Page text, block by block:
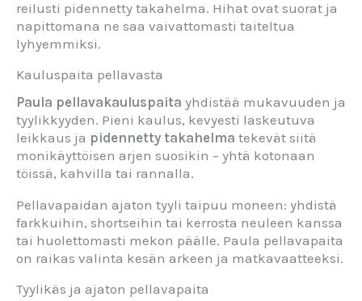
reilusti pidennetty takahelma. Hihat ovat suorat ja
napittomana ne saa vaivattomasti taiteltua
lyhyemmiksi.
Kauluspaita pellavasta
Paula pellavakauluspaita yhdistää mukavuuden ja
tyylikkyyden. Pieni kaulus, kevyesti laskeutuva
leikkaus ja pidennetty takahelma tekevät siitä
monikäyttöisen arjen suosikin – yhtä kotonaan
töissä, kahvilla tai rannalla.
Pellavapaidan ajaton tyyli taipuu moneen: yhdistä
farkkuihin, shortseihin tai kerrosta neuleen kanssa
tai huolettomasti mekon päälle. Paula pellavapaita
on raikas valinta kesän arkeen ja matkavaatteeksi.
Tyylikäs ja ajaton pellavapaita